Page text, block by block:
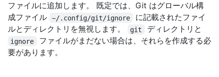
ファイルに追加します。 既定では、Git はグローバル構
成ファイル
~/.config/git/ignore
に記載されたファイ
ルとディレクトリを無視します。
git ディレクトリと
ignore
ファイルがまだない場合は、それらを作成する必
要があります。